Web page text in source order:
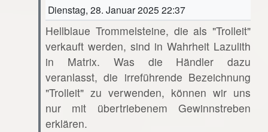
Dienstag, 28. Januar 2025 22:37
Hellblaue Trommelsteine, die als "Trolleit"
verkauft werden, sind in Wahrheit Lazulith
in Matrix. Was die Händler dazu
veranlasst, die irreführende Bezeichnung
"Trolleit" zu verwenden, können wir uns
nur mit übertriebenem Gewinnstreben
erklären.